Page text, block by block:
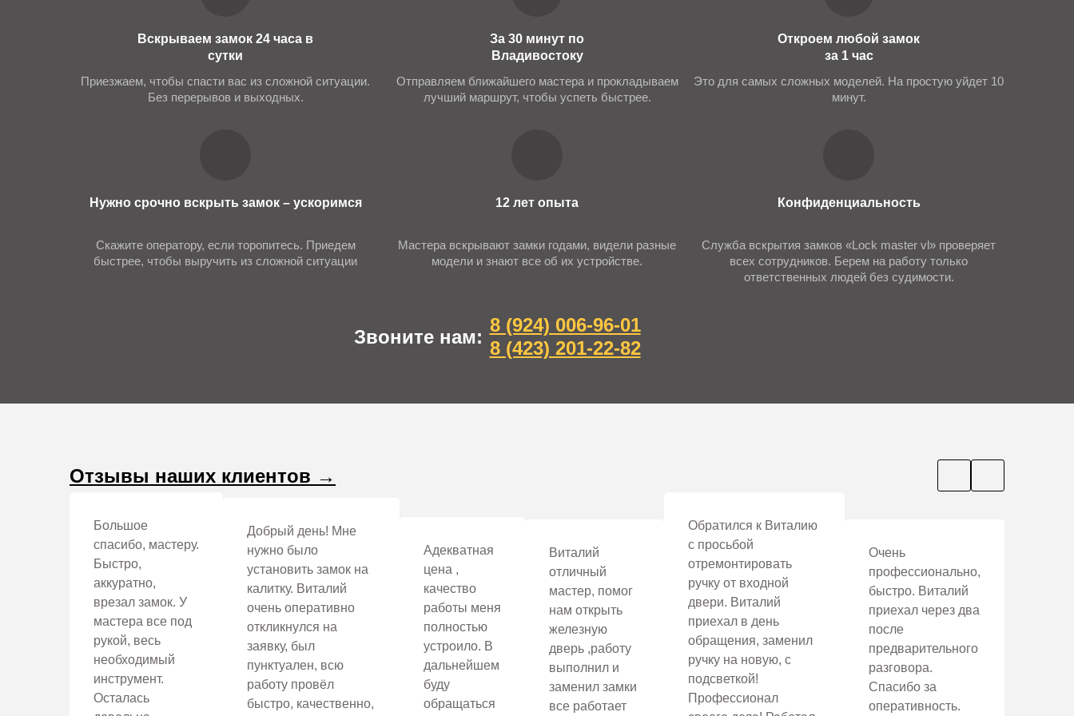
электромагнитные;
биометрические;ё
Почему именно мы?
выезжаем в любую точку города и пригородные районы;
имеем с собой самые необходимые запчасти и комплектующие;
проводим акции, делаем скидки ветеранам и пенсионерам и не только.
электронные замки можно разделить на несколько видов. Они могут различаться:
— по способу установки: накладные, врезные, невидимые;
— по методу открывания: кодовые, с магнитными картами или таблетками, дистанционные с брелока или ПДУ, со смартфона (Smart Lock), биометрические
(отпечаток пальца, или сканер лица), комбинированные (сразу несколько способов открывания), с аудио и видео связью.
Установка электронных замков не легкая задача, особенно если речь идет об установке врезной модели с проводкой кабеля питания до розетки. Поэтому мы
настоятельно рекомендуем не пытаться установить самостоятельно такое технологически сложное устройство, как электронный запорный механизм, доверить этот
процесс профессионалам нашей компании.
Рассмотрим подробнее самые популярные виды электронных замков.
Вскрываем замок 24 часа в
сутки
Приезжаем, чтобы спасти вас из сложной ситуации.
Без перерывов и выходных.
За 30 минут по
Владивостоку
Отправляем ближайшего мастера и прокладываем
лучший маршрут, чтобы успеть быстрее.
Откроем любой замок
за 1 час
Это для самых сложных моделей. На простую уйдет 10
минут.
Нужно срочно вскрыть замок – ускоримся
Скажите оператору, если торопитесь. Приедем
быстрее, чтобы выручить из сложной ситуации
12 лет опыта
Мастера вскрывают замки годами, видели разные
модели и знают все об их устройстве.
Конфиденциальность
Служба вскрытия замков «Lock master vl» проверяет
всех сотрудников. Берем на работу только
ответственных людей без судимости.
Звоните нам:
8 (924) 006-96-01
8 (423) 201-22-82
Отзывы наших клиентов →
Большое
спасибо, мастеру.
Быстро,
аккуратно,
врезал замок. У
мастера все под
рукой, весь
необходимый
инструмент.
Осталась
Добрый день! Мне
нужно было
установить замок на
калитку. Виталий
очень оперативно
откликнулся на
заявку, был
пунктуален, всю
работу провёл
быстро, качественно,
Адекватная
цена ,
качество
работы меня
полностью
устроило. В
дальнейшем
буду
обращаться
Виталий
отличный
мастер, помог
нам открыть
железную
дверь ,работу
выполнил и
заменил замки
все работает
Обратился к Виталию
с просьбой
отремонтировать
ручку от входной
двери. Виталий
приехал в день
обращения, заменил
ручку на новую, с
подсветкой!
Профессионал
Очень
профессионально,
быстро. Виталий
приехал через два
после
предварительного
разговора.
Спасибо за
оперативность.